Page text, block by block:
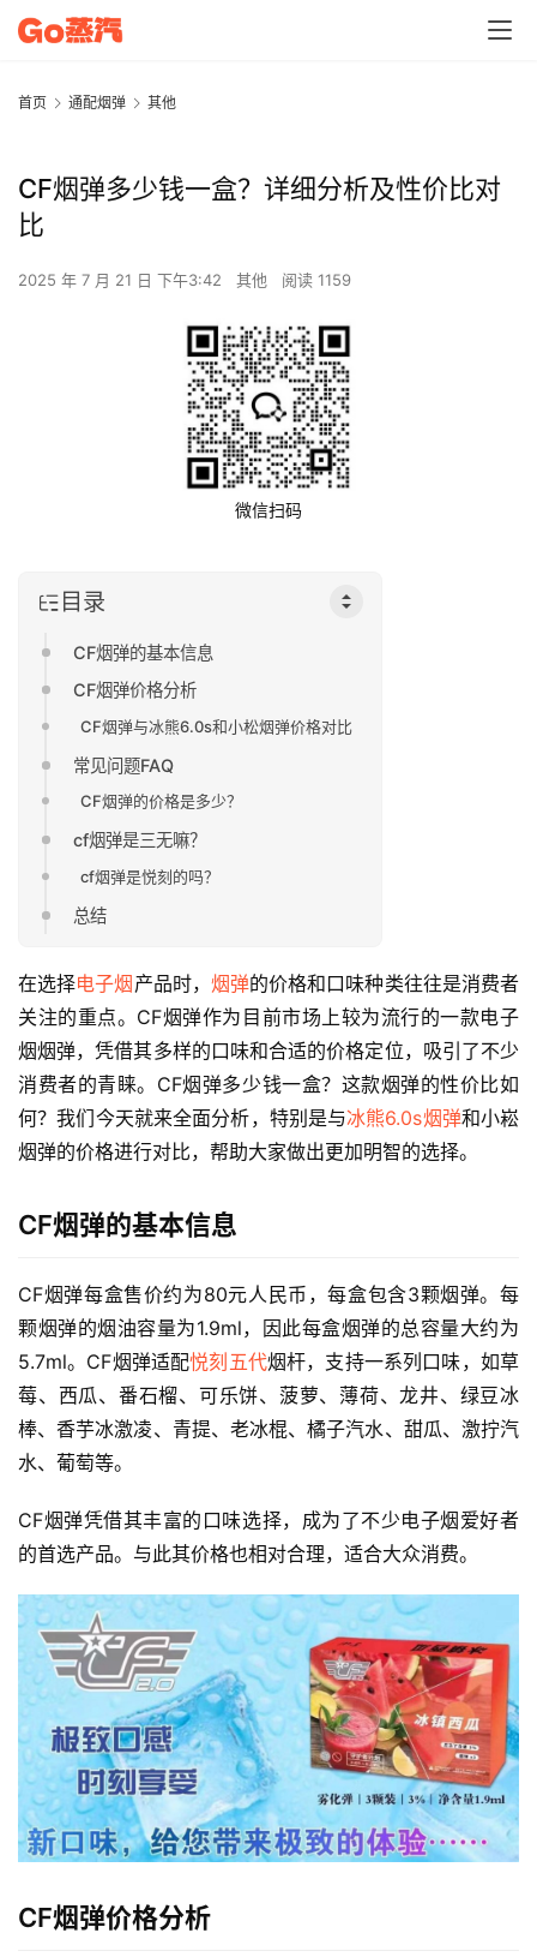
首页 通配烟弹 其他
CF烟弹多少钱一盒？详细分析及性价比对
比
2025 年 7 月 21 日 下午3:42 其他 阅读 1159
微信扫码
目录
CF烟弹的基本信息
CF烟弹价格分析
CF烟弹与冰熊6.0s和小松烟弹价格对比
常见问题FAQ
CF烟弹的价格是多少？
cf烟弹是三无嘛？
cf烟弹是悦刻的吗？
总结
在选择电子烟 产品时， 烟弹的价格和口味种类往往是消费者
关注的重点。CF烟弹作为目前市场上较为流行的一款电子
烟烟弹，凭借其多样的口味和合适的价格定位，吸引了不少
消费者的青睐。CF烟弹多少钱一盒？这款烟弹的性价比如
何？我们今天就来全面分析，特别是与冰熊6.0s烟弹和小崧
烟弹的价格进行对比，帮助大家做出更加明智的选择。
CF烟弹的基本信息
CF烟弹每盒售价约为80元人民币，每盒包含3颗烟弹。每
颗烟弹的烟油容量为1.9ml，因此每盒烟弹的总容量大约为
5.7ml。CF烟弹适配悦刻五代烟杆，支持一系列口味，如草
莓、西瓜、番石榴、可乐饼、菠萝、薄荷、龙井、绿豆冰
棒、香芋冰激凌、青提、老冰棍、橘子汽水、甜瓜、激拧汽
水、葡萄等。
CF烟弹凭借其丰富的口味选择，成为了不少电子烟爱好者
的首选产品。与此其价格也相对合理，适合大众消费。
CF烟弹价格分析